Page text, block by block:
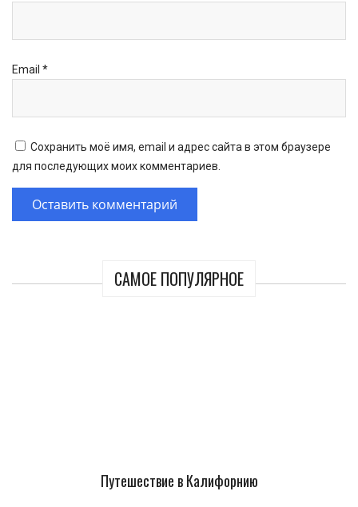
САМОЕ ПОПУЛЯРНОЕ
Путешествие в Калифорнию
Email *
Сохранить моё имя, email и адрес сайта в этом браузере
для последующих моих комментариев.